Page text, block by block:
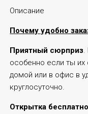
Описание
Почему удобно
Приятный сюрприз.
особенно если ты
домой или в офис в
круглосуточно.
Открытка